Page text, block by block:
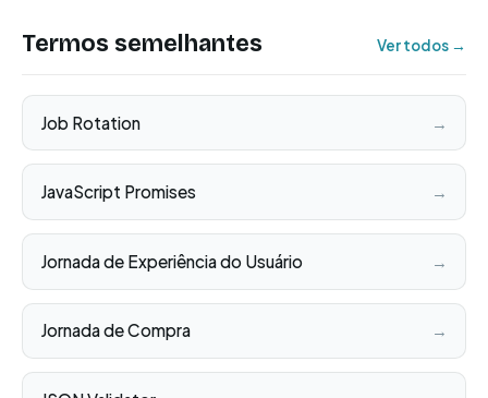
Termos semelhantes Ver todos →
Job Rotation →
JavaScript Promises →
Jornada de Experiência do Usuário →
Jornada de Compra →